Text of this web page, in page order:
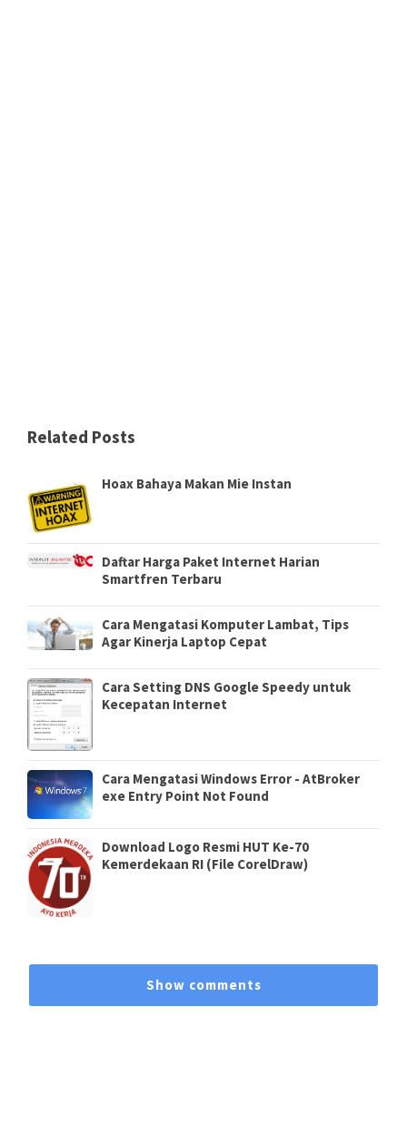
Related Posts
Hoax Bahaya Makan Mie Instan
Daftar Harga Paket Internet Harian
Smartfren Terbaru
Cara Mengatasi Komputer Lambat, Tips
Agar Kinerja Laptop Cepat
Cara Setting DNS Google Speedy untuk
Kecepatan Internet
Cara Mengatasi Windows Error - AtBroker
exe Entry Point Not Found
Download Logo Resmi HUT Ke-70
Kemerdekaan RI (File CorelDraw)
Show comments